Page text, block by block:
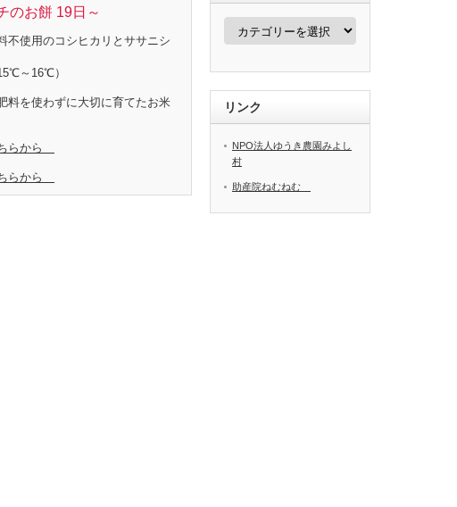
のお餅 19日～
不使用のコシヒカリとササニシ
～16℃）
料を使わずに大切に育てたお米
らから
らから
カ
ー
リンク
NPO法人ゆうき農園みよし
村
助産院ねむねむ